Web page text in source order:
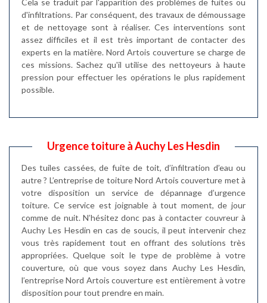
d'infiltrations. Par conséquent, des travaux de démoussage
et de nettoyage sont à réaliser. Ces interventions sont
assez difficiles et il est très important de contacter des
experts en la matière. Nord Artois couverture se charge de
ces missions. Sachez qu'il utilise des nettoyeurs à haute
pression pour effectuer les opérations le plus rapidement
possible.
Urgence toiture à Auchy Les Hesdin
Des tuiles cassées, de fuite de toit, d’infiltration d’eau ou
autre ? L’entreprise de toiture Nord Artois couverture met à
votre disposition un service de dépannage d’urgence
toiture. Ce service est joignable à tout moment, de jour
comme de nuit. N’hésitez donc pas à contacter couvreur à
Auchy Les Hesdin en cas de soucis, il peut intervenir chez
vous très rapidement tout en offrant des solutions très
appropriées. Quelque soit le type de problème à votre
couverture, où que vous soyez dans Auchy Les Hesdin,
l’entreprise Nord Artois couverture est entièrement à votre
disposition pour tout prendre en main.